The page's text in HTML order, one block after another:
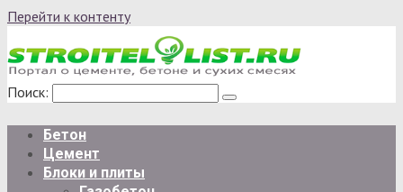
Перейти к контенту
Поиск:
Бетон
Цемент
Блоки и плиты